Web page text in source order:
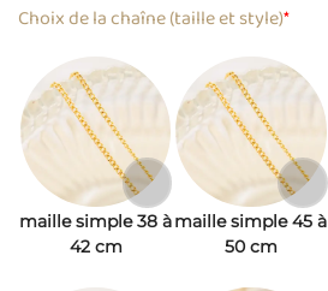
*
Choix de la chaîne (taille et style)
maille simple 38 à
42 cm
maille simple 45 à
50 cm